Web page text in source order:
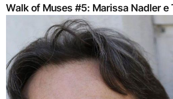
Walk of Muses #5: Marissa Nadler e